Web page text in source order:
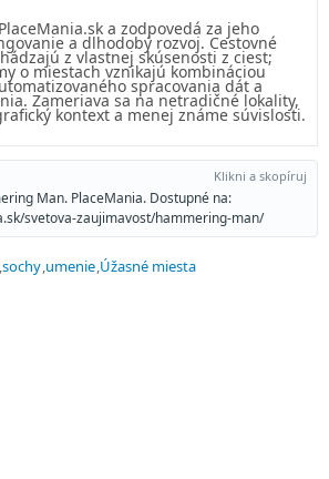
a zodpovedá za jeho
a dlhodobý rozvoj. Cestovné
z vlastnej skúsenosti z ciest;
o miestach vznikajú kombináciou
spracovania dát a
Zameriava sa na netradičné lokality,
kontext a menej známe súvislosti.
Klikni a skopíruj
Man. PlaceMania. Dostupné na:
svetova-zaujimavost/hammering-man/
sochy umenie Úžasné miesta